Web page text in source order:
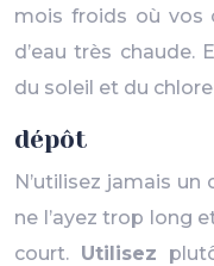
mois froids où vos
d’eau très chaude.
du soleil et du
dépôt
N’utilisez jamais
ne l’ayez trop long
court. Utilisez